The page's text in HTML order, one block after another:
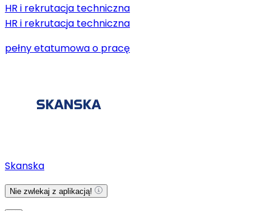
HR i rekrutacja techniczna
HR i rekrutacja techniczna
pełny etatumowa o pracę
Skanska
Nie zwlekaj z aplikacją!